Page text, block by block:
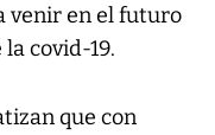
venir en el futuro
covid-19.
que con